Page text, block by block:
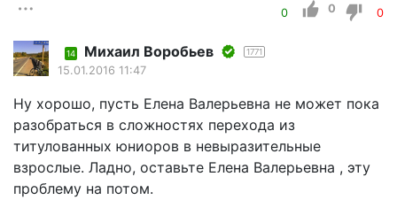
0 0 0
14 Mихаил Воробьев 1771
15.01.2016 11:47
Ну хорошо, пусть Елена Валерьевна не может пока
разобраться в сложностях перехода из
титулованных юниоров в невыразительные
взрослые. Ладно, оставьте Елена Валерьевна , эту
проблему на потом.